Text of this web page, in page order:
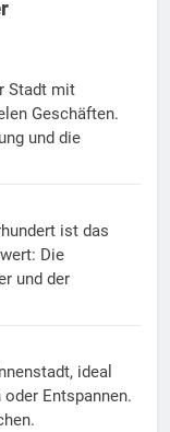
Stadt mit
Geschäften.
und die
ist das
Die
und der
ideal
Entspannen.